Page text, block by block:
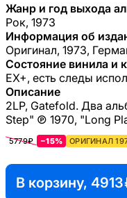
Жанр и год выхода
Рок, 1973
Информация об
Оригинал, 1973,
Состояние винила и
EX+, есть следы
Описание
2LP, Gatefold. Два
Step" ℗ 1970, "Long
5779₽ −15% ОРИГИНАЛ
В корзину, 4913